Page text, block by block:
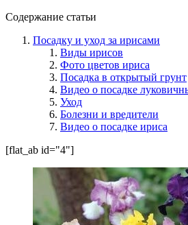
Содержание статьи
Посадку и уход за ирисами
Виды ирисов
Фото цветов ириса
Посадка в открытый грунт
Видео о посадке
Уход
Болезни и вредители
Видео о посадке ириса
[flat_ab id="4"]